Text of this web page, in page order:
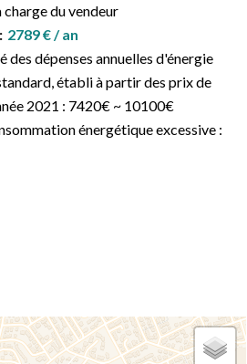
du vendeur
2789 € / an
des dépenses annuelles d'énergie
établi à partir des prix de
2021 : 7420€ ~ 10100€
énergétique excessive :